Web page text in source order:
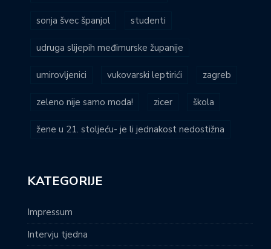
sonja švec španjol studenti
udruga slijepih međimurske županije
umirovljenici vukovarski leptirići zagreb
zeleno nije samo moda! zicer škola
žene u 21. stoljeću- je li jednakost nedostižna
KATEGORIJE
Impressum
Intervju tjedna